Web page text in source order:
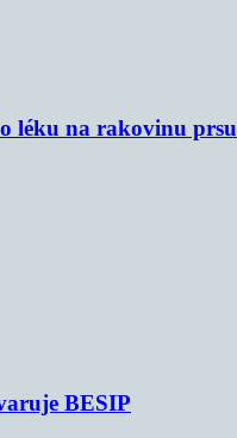
léku na rakovinu prsu
BESIP